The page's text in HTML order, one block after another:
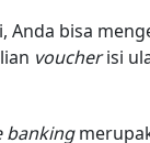
Anda bisa
voucherisi
banking